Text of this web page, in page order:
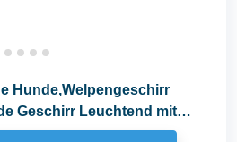
Hunde,Welpengeschirr
Geschirr Leuchtend mit